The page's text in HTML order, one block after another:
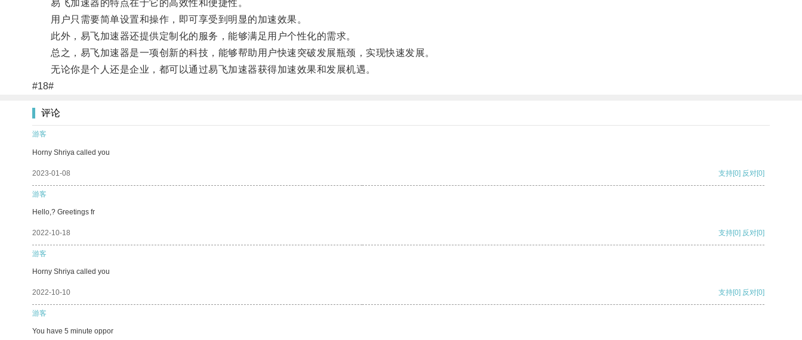
易飞加速器的特点在于它的高效性和便捷性。
用户只需要简单设置和操作，即可享受到明显的加速效果。
此外，易飞加速器还提供定制化的服务，能够满足用户个性化的需求。
总之，易飞加速器是一项创新的科技，能够帮助用户快速突破发展瓶颈，实现快速发展。
无论你是个人还是企业，都可以通过易飞加速器获得加速效果和发展机遇。
#18#
评论
游客
Horny Shriya called you
2023-01-08 支持[0] 反对[0]
游客
Hello,? Greetings fr
2022-10-18 支持[0] 反对[0]
游客
Horny Shriya called you
2022-10-10 支持[0] 反对[0]
游客
You have 5 minute oppor